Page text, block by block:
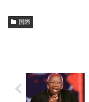
国際